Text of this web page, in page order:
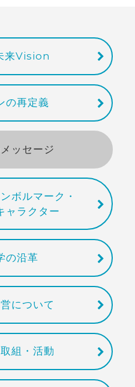
来Vision
の再定義
ッセージ
ボルマーク・
ャラクター
の沿革
について
組・活動